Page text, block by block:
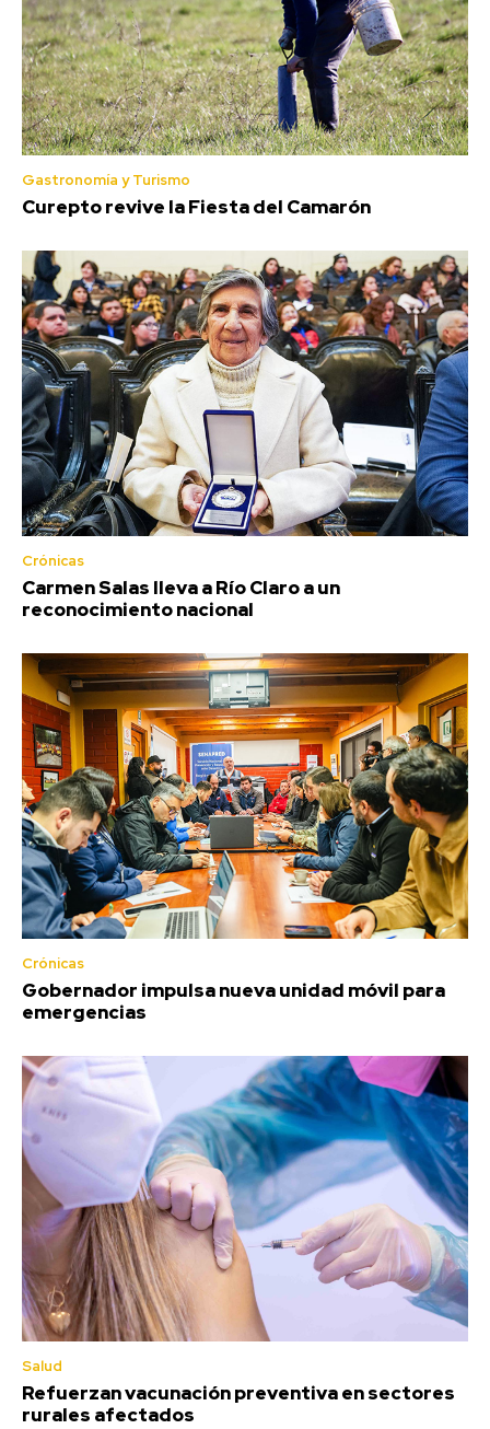
Gastronomía y Turismo
Curepto revive la Fiesta del Camarón
Crónicas
Carmen Salas lleva a Río Claro a un
reconocimiento nacional
Crónicas
Gobernador impulsa nueva unidad móvil para
emergencias
Salud
Refuerzan vacunación preventiva en sectores
rurales afectados